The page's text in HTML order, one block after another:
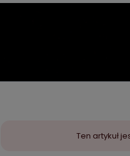
Ten artykuł